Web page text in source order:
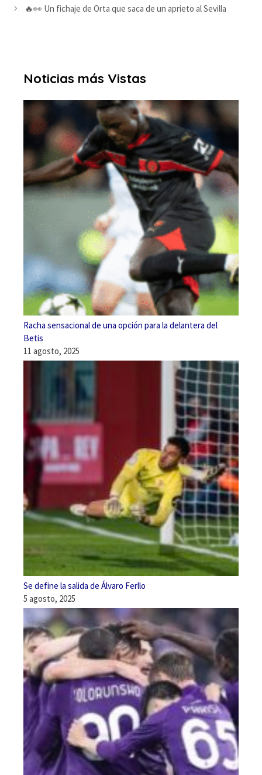
🔥👀 Un fichaje de Orta que saca de un aprieto al Sevilla
Noticias más Vistas
Racha sensacional de una opción para la delantera del
Betis
11 agosto, 2025
Se define la salida de Álvaro Ferllo
5 agosto, 2025